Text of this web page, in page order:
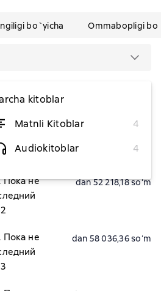
bo`yicha Ommabopligi
kitoblar
Matnli Kitoblar
4
Audiokitoblar
4
не
dan 52 218,18 soʻm
Пока не
dan 52 218,18 soʻm
Пока не
dan 58 036,36 soʻm